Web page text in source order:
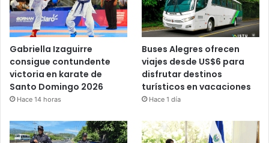
Gabriella Izaguirre
consigue contundente
victoria en karate de
Santo Domingo 2026
Hace 14 horas
Buses Alegres ofrecen
viajes desde US$6 para
disfrutar destinos
turísticos en vacaciones
Hace 1 día